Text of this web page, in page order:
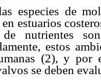
especies de
estuarios
nutrientes
estos
(2), y por
se deben